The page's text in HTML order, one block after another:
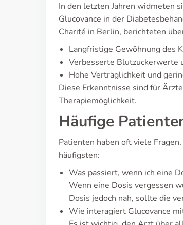
In den letzten Jahren widmeten
Glucovance in der
Charité in Berlin, berichteten
Langfristige Gewöhnung des
Verbesserte Blutzuckerwerte
Hohe Verträglichkeit und
Diese Erkenntnisse sind für
Therapiemöglichkeit.
Häufige
Patienten haben oft viele
häufigsten:
Was passiert, wenn ich eine
Wenn eine Dosis vergessen
Dosis jedoch nah, sollte die
Wie interagiert Glucovance